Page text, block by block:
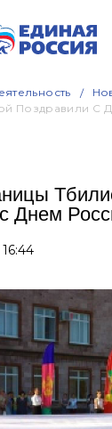
Поздравили С
Днем
16:44